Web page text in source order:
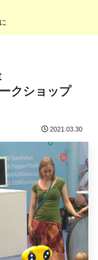
クショップ
2021.03.30